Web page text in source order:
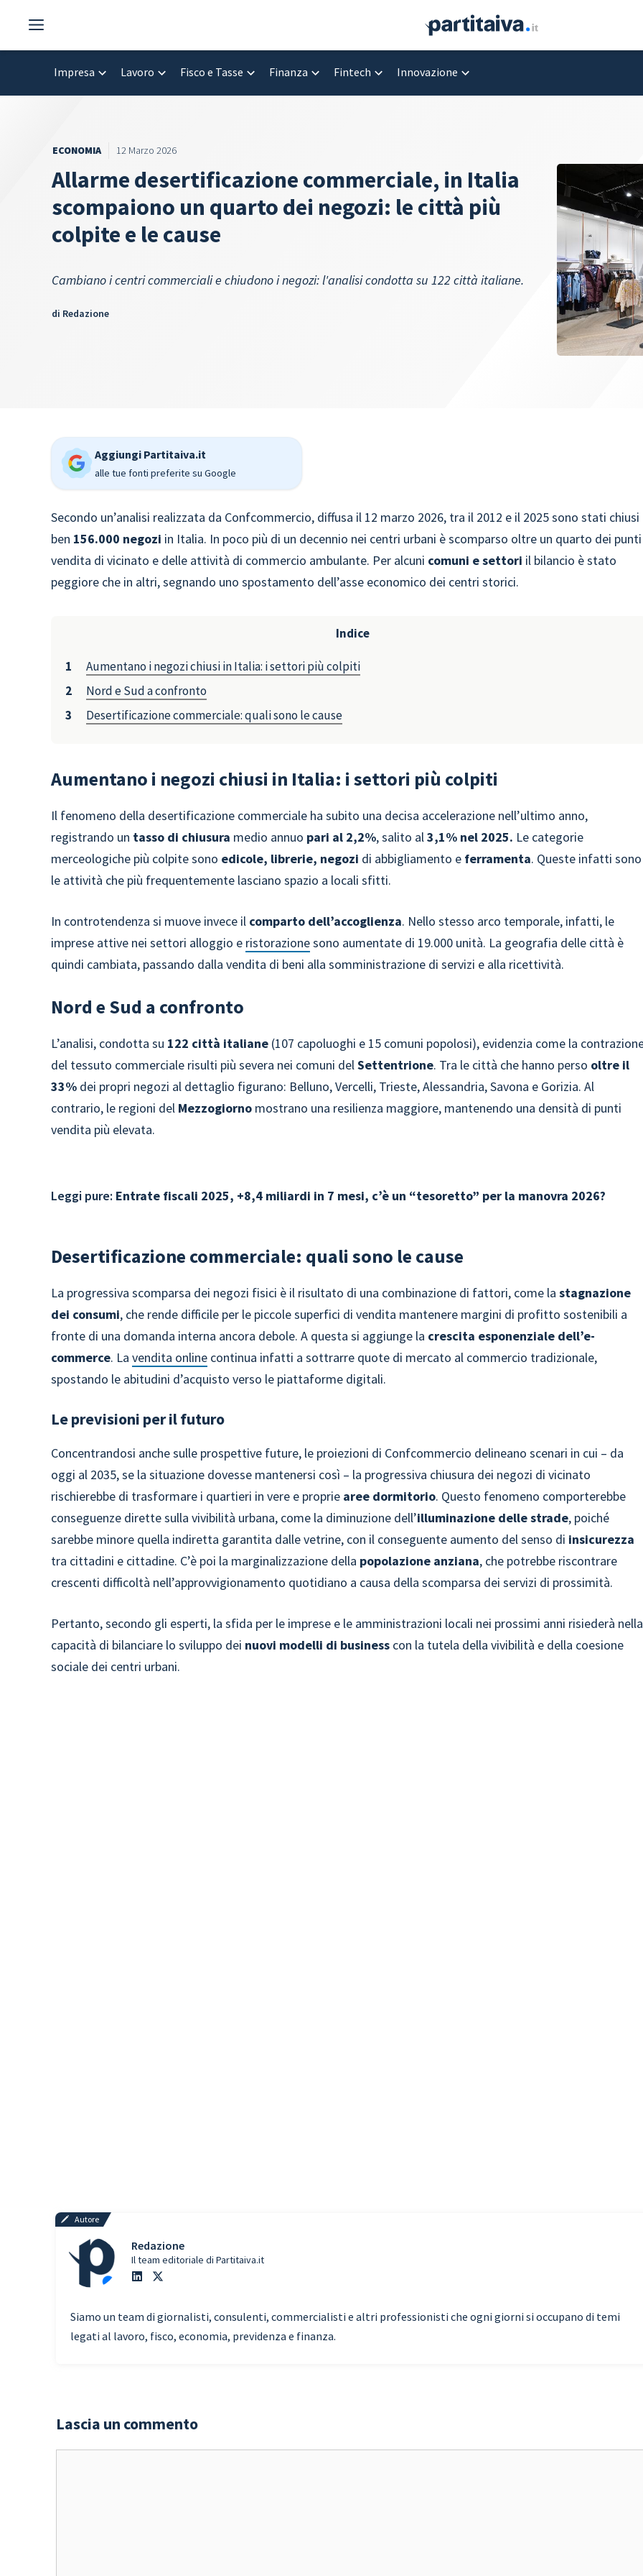
contenuto
Impresa Lavoro Fisco e Tasse Finanza Fintech Innovazione
ECONOMIA 12 Marzo 2026
Allarme desertificazione commerciale, in Italia
scompaiono un quarto dei negozi: le città più
colpite e le cause
Cambiano i centri commerciali e chiudono i negozi: l'analisi condotta su 122 città italiane.
di Redazione
Aggiungi Partitaiva.it
alle tue fonti preferite su Google
Secondo un’analisi realizzata da Confcommercio, diffusa il 12 marzo 2026, tra il 2012 e il 2025 sono stati chiusi
ben 156.000 negozi in Italia. In poco più di un decennio nei centri urbani è scomparso oltre un quarto dei punti
vendita di vicinato e delle attività di commercio ambulante. Per alcuni comuni e settori il bilancio è stato
peggiore che in altri, segnando uno spostamento dell’asse economico dei centri storici.
Indice
Aumentano i negozi chiusi in Italia: i settori più colpiti
Nord e Sud a confronto
Desertificazione commerciale: quali sono le cause
Aumentano i negozi chiusi in Italia: i settori più colpiti
Il fenomeno della desertificazione commerciale ha subito una decisa accelerazione nell’ultimo anno,
registrando un tasso di chiusura medio annuo pari al 2,2%, salito al3,1% nel 2025. Le categorie
merceologiche più colpite sono edicole, librerie, negozi di abbigliamento e ferramenta. Queste infatti sono
le attività che più frequentemente lasciano spazio a locali sfitti.
In controtendenza si muove invece il comparto dell’accoglienza. Nello stesso arco temporale, infatti, le
imprese attive nei settori alloggio e ristorazionesono aumentate di 19.000 unità. La geografia delle città è
quindi cambiata, passando dalla vendita di beni alla somministrazione di servizi e alla ricettività.
Nord e Sud a confronto
L’analisi, condotta su 122 città italiane (107 capoluoghi e 15 comuni popolosi), evidenzia come la
del tessuto commerciale risulti più severa nei comuni delSettentrione. Tra le città che hanno perso oltre il
33% dei propri negozi al dettaglio figurano: Belluno, Vercelli, Trieste, Alessandria, Savona e Gorizia. Al
contrario, le regioni del Mezzogiorno mostrano una resilienza maggiore, mantenendo una densità di punti
vendita più elevata.
Leggi pure: Entrate fiscali 2025, +8,4 miliardi in 7 mesi, c’è un “tesoretto” per la manovra 2026?
Desertificazione commerciale: quali sono le cause
La progressiva scomparsa dei negozi fisici è il risultato di una combinazione di fattori, come lastagnazione
dei consumi, che rende difficile per le piccole superfici di vendita mantenere margini di profitto sostenibili a
fronte di una domanda interna ancora debole. A questa si aggiunge la crescita esponenziale dell’e-
commerce. Lavendita online continua infatti a sottrarre quote di mercato al commercio tradizionale,
spostando le abitudini d’acquisto verso le piattaforme digitali.
Le previsioni per il futuro
Concentrandosi anche sulle prospettive future, le proiezioni di Confcommercio delineano scenari in cui – da
oggi al 2035, se la situazione dovesse mantenersi così – la progressiva chiusura dei negozi di vicinato
rischierebbe di trasformare i quartieri in vere e proprie aree dormitorio. Questo fenomeno comporterebbe
conseguenze dirette sulla vivibilità urbana, come la diminuzione dell’illuminazione delle strade, poiché
sarebbe minore quella indiretta garantita dalle vetrine, con il conseguente aumento del senso di insicurezza
tra cittadini e cittadine. C’è poi la marginalizzazione della popolazione anziana, che potrebbe riscontrare
crescenti difficoltà nell’approvvigionamento quotidiano a causa della scomparsa dei servizi di prossimità.
Pertanto, secondo gli esperti, la sfida per le imprese e le amministrazioni locali nei prossimi anni risiederà nella
capacità di bilanciare lo sviluppo dei nuovi modelli di business con la tutela della vivibilità e della coesione
sociale dei centri urbani.
Autore
Redazione
Il team editoriale di Partitaiva.it
Siamo un team di giornalisti, consulenti, commercialisti e altri professionisti che ogni giorni si occupano di temi
legati al lavoro, fisco, economia, previdenza e finanza.
Lascia un commento